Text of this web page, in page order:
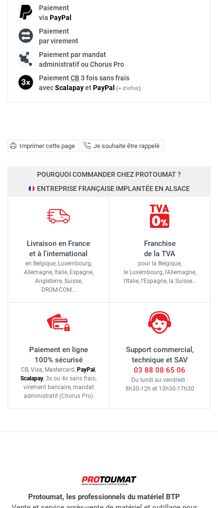
Imprimer cette page Je souhaite être rappelé
Paiement
via PayPal
Paiement
par virement
Paiement par mandat
administratif ou Chorus Pro
PaiementCB 3 fois sans frais
avecScalapayetPayPal (+ d'infos)
POURQUOI COMMANDER CHEZ PROTOUMAT ?
ENTREPRISE FRANÇAISE IMPLANTÉE EN ALSACE
Livraison en France
et à l'international
en Belgique, Luxembourg,
Allemagne, Italie, Espagne,
Angleterre, Suisse,
DROM-COM…
Franchise
de la TVA
pour la Belgique,
le Luxembourg, l'Allemagne,
l'Italie, l'Espagne, la Suisse…
Paiement en ligne
100% sécurisé
CB, Visa, Mastercard, PayPal,
Scalapay, 3x ou 4x sans frais,
virement bancaire, mandat
administratif (Chorus Pro)
Support commercial,
technique et SAV
03 88 08 65 06
Du lundi au vendredi :
8h30-12h et 13h30-17h30
Protoumat, les professionnels du matériel BTP